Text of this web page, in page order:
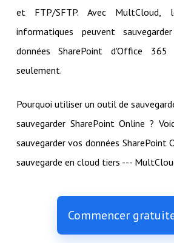
et FTP/SFTP. Avec MultCloud,
informatiques peuvent
données SharePoint d'Office
seulement.
Pourquoi utiliser un outil de
sauvegarder SharePoint Online ?
sauvegarder vos données SharePoint
sauvegarde en cloud tiers ---
Commencer